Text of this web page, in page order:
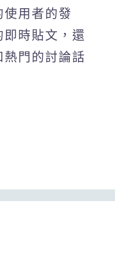
用者的發
時貼文，還
門的討論話